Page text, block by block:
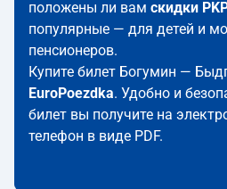
положены ли вам скидки
популярные — для детей и
пенсионеров.
Купите билет Богумин —
EuroPoezdka. Удобно и
билет вы получите на
телефон в виде PDF.